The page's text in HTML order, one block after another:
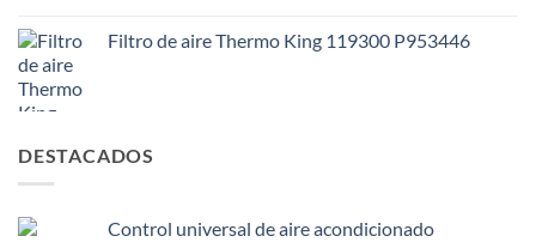
Filtro de aire Thermo King 119300 P953446
DESTACADOS
Control universal de aire acondicionado